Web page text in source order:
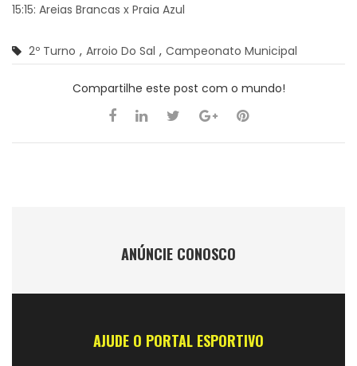
15:15: Areias Brancas x Praia Azul
2º Turno , Arroio Do Sal , Campeonato Municipal
Compartilhe este post com o mundo!
ANÚNCIE CONOSCO
AJUDE O PORTAL ESPORTIVO